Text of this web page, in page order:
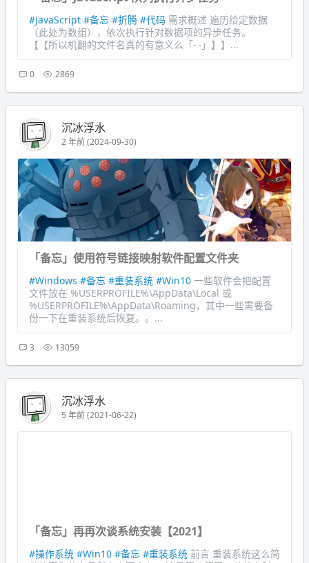
#JavaScript #备忘 #折腾 #代码 需求概述 遍历给定数据
（此处为数组），依次执行针对数据项的异步任务。
【【所以机翻的文件名真的有意义么「- -」】】...
0 2869
沉冰浮水
2 年前 (2024-09-30)
「备忘」使用符号链接映射软件配置文件夹
#Windows #备忘 #重装系统 #Win10 一些软件会把配置
文件放在 %USERPROFILE%\AppData\Local 或
%USERPROFILE%\AppData\Roaming，其中一些需要备
份一下在重装系统后恢复。。...
3 13059
沉冰浮水
5 年前 (2021-06-22)
「备忘」再再次谈系统安装【2021】
#操作系统 #Win10 #备忘 #重装系统 前言 重装系统这么简